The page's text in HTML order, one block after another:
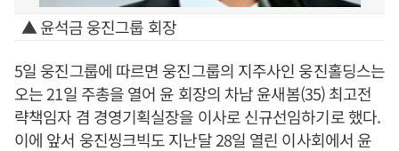
▲ 윤석금 웅진그룹 회장
5일 웅진그룹에 따르면 웅진그룹의 지주사인 웅진홀딩스는
오는 21일 주총을 열어 윤 회장의 차남 윤새봄(35) 최고전
략책임자 겸 경영기획실장을 이사로 신규선임하기로 했다.
이에 앞서 웅진씽크빅도 지난달 28일 열린 이사회에서 윤